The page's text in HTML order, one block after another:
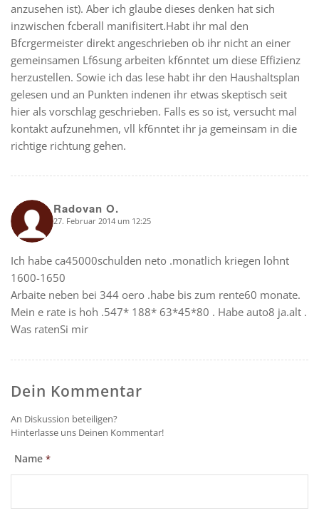
anzusehen ist). Aber ich glaube dieses denken hat sich
inzwischen fcberall manifisitert.Habt ihr mal den
Bfcrgermeister direkt angeschrieben ob ihr nicht an einer
gemeinsamen Lf6sung arbeiten kf6nntet um diese Effizienz
herzustellen. Sowie ich das lese habt ihr den Haushaltsplan
gelesen und an Punkten indenen ihr etwas skeptisch seit
hier als vorschlag geschrieben. Falls es so ist, versucht mal
kontakt aufzunehmen, vll kf6nntet ihr ja gemeinsam in die
richtige richtung gehen.
Radovan O.
says: 27. Februar 2014 um 12:25
Ich habe ca45000schulden neto .monatlich kriegen lohnt
1600-1650
Arbaite neben bei 344 oero .habe bis zum rente60 monate.
Mein e rate is hoh .547* 188* 63*45*80 . Habe auto8 ja.alt .
Was ratenSi mir
Dein Kommentar
An Diskussion beteiligen?
Hinterlasse uns Deinen Kommentar!
Name *